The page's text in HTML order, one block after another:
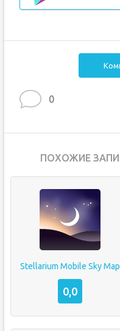
0
ПОХОЖИЕ
Stellarium Mobile Sky Map
0,0